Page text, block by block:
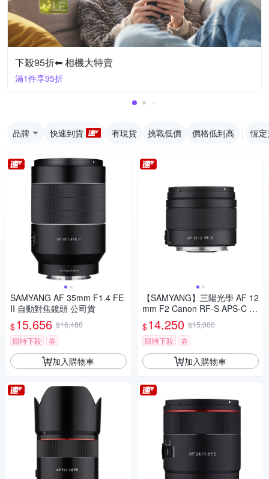
下殺95折⬅︎ 相機大特賣
滿1件享95折
品牌 快速到貨 有現貨 挑戰低價 價格低到高 恆
SAMYANG AF 35mm F1.4 FE
II 自動對焦鏡頭 公司貨
$15,656 $16,480
限時下殺
券
加入購物車
【SAMYANG】三陽光學 AF 12
mm F2 Canon RF-S APS-C 自
動對焦鏡頭 公司貨
$14,250 $15,000
限時下殺
券
加入購物車